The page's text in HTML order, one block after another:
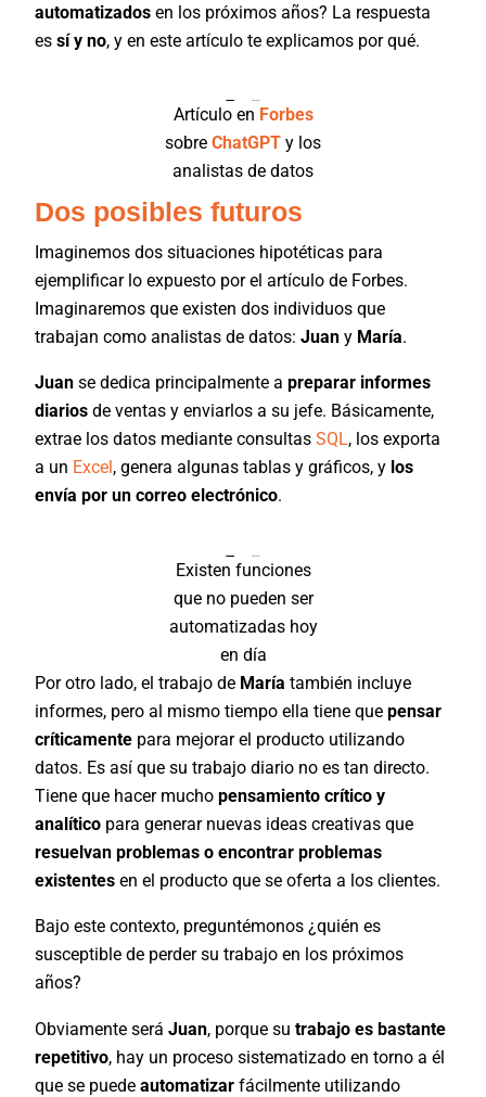
automatizados en los próximos años? La respuesta
essí y no, y en este artículo te explicamos por qué.
Artículo en Forbes
sobre ChatGPT y los
analistas de datos
Dos posibles futuros
Imaginemos dos situaciones hipotéticas para
ejemplificar lo expuesto por el artículo de Forbes.
Imaginaremos que existen dos individuos que
trabajan como analistas de datos:Juan y María.
Juan se dedica principalmente apreparar informes
diarios de ventas y enviarlos a su jefe. Básicamente,
extrae los datos mediante consultasSQL, los exporta
a un Excel , genera algunas tablas y gráficos, y los
envía por un correo electrónico.
Existen funciones
que no pueden ser
automatizadas hoy
en día
Por otro lado, el trabajo de María también incluye
informes, pero al mismo tiempo ella tiene quepensar
críticamente para mejorar el producto utilizando
datos. Es así que su trabajo diario no es tan directo.
Tiene que hacer muchopensamiento crítico y
analítico para generar nuevas ideas creativas que
resuelvan problemas o encontrar problemas
existentes en el producto que se oferta a los clientes.
Bajo este contexto, preguntémonos ¿quién es
susceptible de perder su trabajo en los próximos
años?
Obviamente seráJuan, porque sutrabajo es bastante
repetitivo, hay un proceso sistematizado en torno a él
que se puedeautomatizar fácilmente utilizando